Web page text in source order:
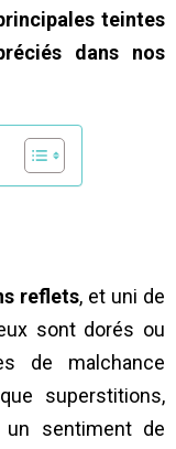
teintes
dans nos
reflets, et uni de
sont dorés ou
de malchance
superstitions,
un sentiment de